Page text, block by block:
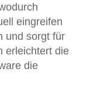
eingreifen
und sorgt für
erleichtert die
die